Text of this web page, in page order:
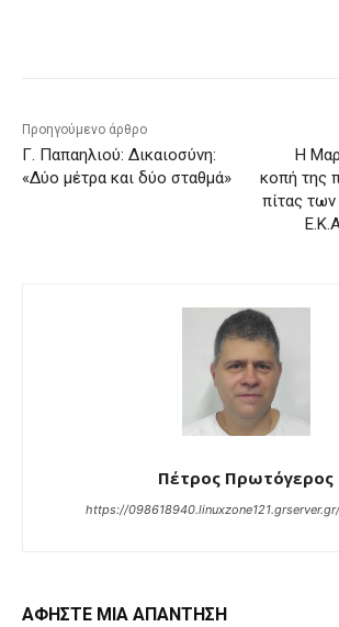
Προηγούμενο άρθρο
Γ. Παπαηλιού: Δικαιοσύνη:
«Δύο μέτρα και δύο σταθμά»
Η
κοπή της
πίτας
Πέτρος Πρωτόγερος
https://
ΑΦΗΣΤΕ ΜΙΑ ΑΠΑΝΤΗΣΗ